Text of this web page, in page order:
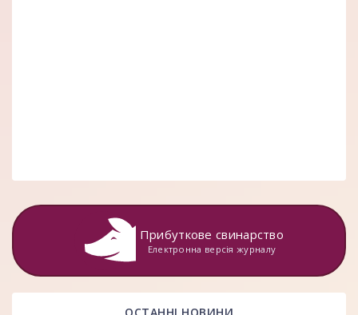
Прибуткове свинарство
Електронна версія журналу